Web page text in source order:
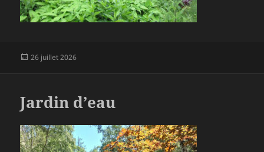
Publié
26 juillet 2026
Jardin d’eau